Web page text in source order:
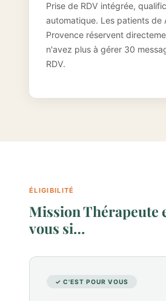
Prise de RDV intégrée,
automatique. Les patients de
Provence réservent
n'avez plus à gérer 30
RDV.
ÉLIGIBILITÉ
Mission Thérapeute
vous si…
✓ C'EST POUR VOUS